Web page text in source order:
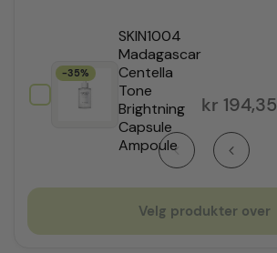
-35%
SKIN1004
Madagascar
Centella
Tone
Brightning
Capsule
Ampoule
kr 194,35
Velg produkter over